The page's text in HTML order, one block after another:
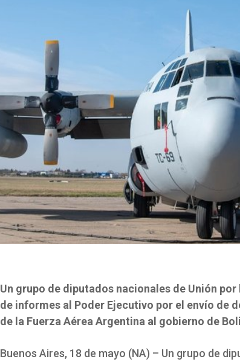
Un grupo de diputados nacionales de Unión
de informes al Poder Ejecutivo por el envío de
de la Fuerza Aérea Argentina al gobierno de
Buenos Aires, 18 de mayo (NA) – Un grupo de